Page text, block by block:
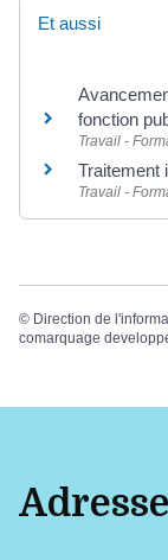
Et aussi
fonction
Travail -
Traitement
Travail -
© Direction de
comarquage
Adresse